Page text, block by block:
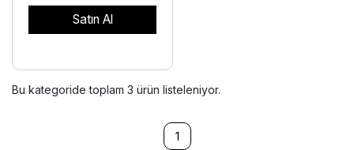
Satın Al
Bu kategoride toplam 3 ürün listeleniyor.
1